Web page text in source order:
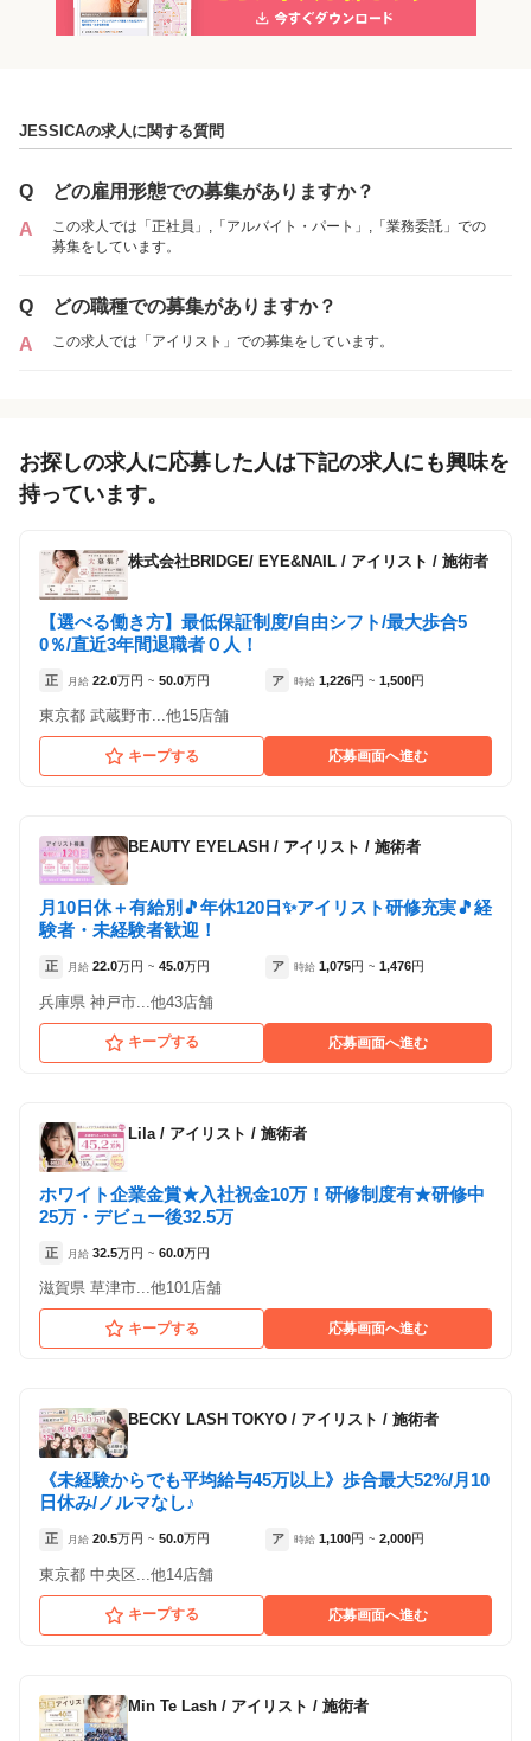
「正社員」を募集している店舗
ジェシカ武蔵境
4 件の店舗
（東京都杉並区:荻窪駅 徒歩 2分 ）
ジェシカ武蔵境
（東京都武蔵野市:武蔵境駅 徒歩 2分 ）
ジェシカ武蔵小金井
「アルバイト・パート」を募集している店舗
ジェシカ武蔵境
各店舗の特色（詳しい給与、一緒に働くスタッフ、サービスメニュー、客層
など）が見られます
件の店舗
（東京都武蔵野市:吉祥寺駅 徒歩 1分 ）
ジェシカ荻窪
（東京都杉並区:荻窪駅 徒歩 2分 ）
（東京都武蔵野市:武蔵境駅 徒歩 2分 ）
ジェシカ武蔵小金井
「業務委託」を募集している店舗
ジェシカ 吉祥寺
各店舗の特色（詳しい給与、一緒に働くスタッフ、サービスメニュー、客層
など）が見られます
件の店舗
（東京都武蔵野市:吉祥寺駅 徒歩 1分 ）
ジェシカ武蔵境
（東京都武蔵野市:武蔵境駅 徒歩 2分 ）
正社員
JESSICAの求人に関する質問
Q
どの雇用形態での募集がありますか？
A
この求人では「正社員」,「アルバイト・パート」,「業務委託」での
募集をしています。
Q
どの職種での募集がありますか？
A
この求人では「アイリスト」での募集をしています。
お探しの求人に応募した人は下記の求人にも興味を
持っています。
株式会社BRIDGE/ EYE&NAIL / アイリスト / 施術者
【選べる働き方】最低保証制度/自由シフト/最大歩合5
0％/直近3年間退職者０人！
正 月給 22.0万円 ~ 50.0万円 ア 時給 1,226円 ~ 1,500円
東京都 武蔵野市...他15店舗
キープする 応募画面へ進む
BEAUTY EYELASH / アイリスト / 施術者
月10日休＋有給別🎵年休120日✨アイリスト研修充実🎵経
験者・未経験者歓迎！
正 月給 22.0万円 ~ 45.0万円 ア 時給 1,075円 ~ 1,476円
兵庫県 神戸市...他43店舗
キープする 応募画面へ進む
Lila / アイリスト / 施術者
ホワイト企業金賞★入社祝金10万！研修制度有★研修中
25万・デビュー後32.5万
正 月給 32.5万円 ~ 60.0万円
滋賀県 草津市...他101店舗
キープする 応募画面へ進む
BECKY LASH TOKYO / アイリスト / 施術者
《未経験からでも平均給与45万以上》歩合最大52%/月10
日休み/ノルマなし♪
正 月給 20.5万円 ~ 50.0万円 ア 時給 1,100円 ~ 2,000円
東京都 中央区...他14店舗
キープする 応募画面へ進む
Min Te Lash / アイリスト / 施術者